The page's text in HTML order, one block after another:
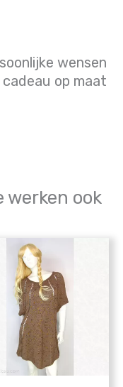
wensen
op maat
werken ook